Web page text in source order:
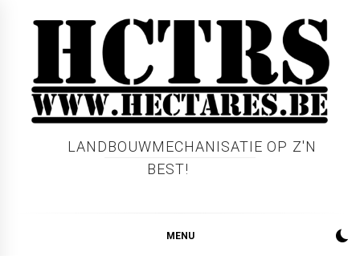
LANDBOUWMECHANISATIE OP Z'N
BEST!
MENU